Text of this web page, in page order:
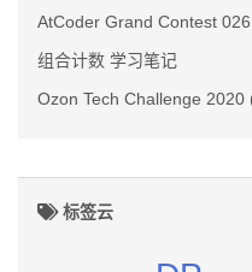
AtCoder Grand Contest
组合计数 学习笔记
Ozon Tech Challenge
标签云